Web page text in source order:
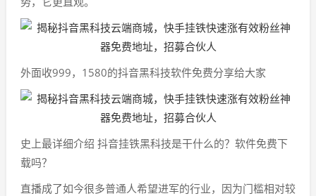
外面收999，1580的抖音黑科技软件免费分享给大家
史上最详细介绍 抖音挂铁黑科技是干什么的？软件免费下
载吗？
直播成了如今很多普通人希望进军的行业，因为门槛相对较